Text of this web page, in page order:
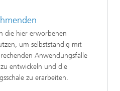
die hier erworbenen
um selbstständig mit
Anwendungsfälle
entwickeln und die
zu erarbeiten.